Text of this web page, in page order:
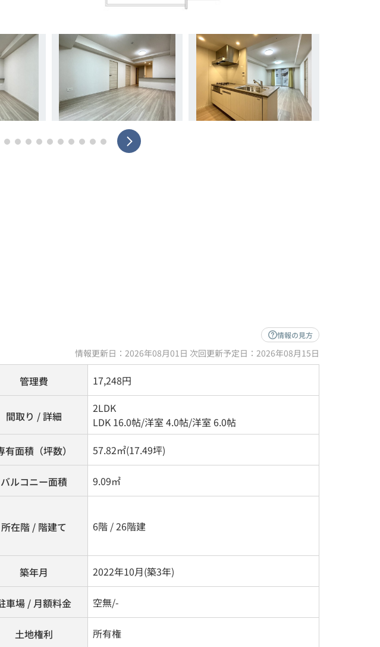
情報の見方
情報更新日：2026年08月01日 次回更新予定日：2026年08月15日
管理費 17,248円
間取り / 詳細
2LDK
LDK 16.0帖/洋室 4.0帖/洋室 6.0帖
有面積（坪数） 57.82㎡(17.49坪)
バルコニー面積 9.09㎡
所在階 / 階建て 6階 / 26階建
築年月 2022年10月(築3年)
車場 / 月額料金 空無/-
土地権利 所有権